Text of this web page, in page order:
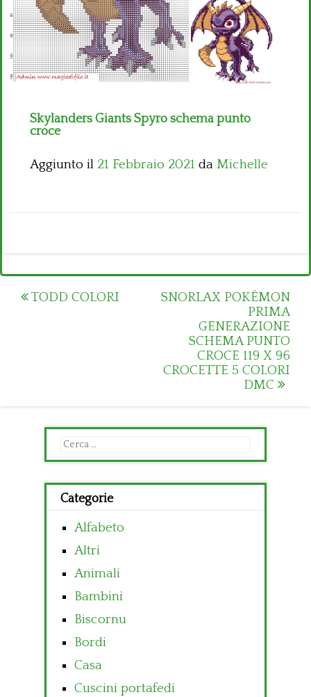
Skylanders Giants Spyro schema punto
croce
Aggiunto il 21 Febbraio 2021 da Michelle
Post
TODD COLORI
SNORLAX POKÉMON
PRIMA
GENERAZIONE
SCHEMA PUNTO
CROCE 119 X 96
CROCETTE 5 COLORI
DMC
Ricerca
per:
Categorie
Alfabeto
Altri
Animali
Bambini
Biscornu
Bordi
Casa
Cuscini portafedi